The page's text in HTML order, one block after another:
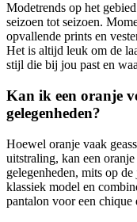
Modetrends op het
seizoen tot seizoen.
opvallende prints en
Het is altijd leuk om de
stijl die bij jou past en
Kan ik een oranje
gelegenheden?
Hoewel oranje vaak
uitstraling, kan een
gelegenheden, mits op
klassiek model en
pantalon voor een